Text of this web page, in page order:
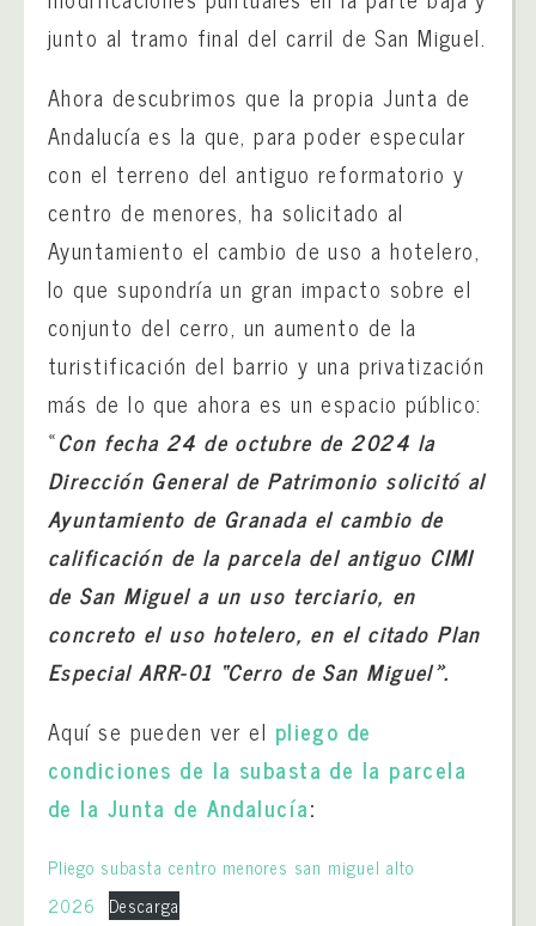
junto al tramo final del carril de San Miguel.
Ahora descubrimos que la propia Junta de
Andalucía es la que, para poder especular
con el terreno del antiguo reformatorio y
centro de menores, ha solicitado al
Ayuntamiento el cambio de uso a hotelero,
lo que supondría un gran impacto sobre el
conjunto del cerro, un aumento de la
turistificación del barrio y una privatización
más de lo que ahora es un espacio público:
«Con fecha 24 de octubre de 2024 la
Dirección General de Patrimonio solicitó al
Ayuntamiento de Granada el cambio de
calificación de la parcela del antiguo CIMI
de San Miguel a un uso terciario, en
concreto el uso hotelero, en el citado Plan
Especial ARR-01 “Cerro de San Miguel».
Aquí se pueden ver el pliego de
condiciones de la subasta de la parcela
de la Junta de Andalucía:
Pliego subasta centro menores san miguel alto
2026 Descarga